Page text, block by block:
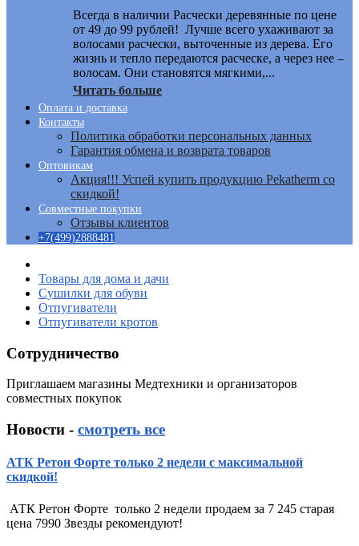
Всегда в наличии Расчески деревянные по цене
от 49 до 99 рублей! Лучше всего ухаживают за
волосами расчески, выточенные из дерева. Его
жизнь и тепло передаются расческе, а через нее –
волосам. Они становятся мягкими,...
Читать больше
Оплата и доставка
Контакты
Политика обработки персональных данных
Гарантия обмена и возврата товаров
Оптовикам
Акция!!! Успей купить продукцию Pekatherm со
скидкой!
Совместные покупки
Отзывы клиентов
+7(499)2888481
Товары для дома и дачи
Сушилки для обуви
Отпугиватели
Отпугиватели кротов
Сотрудничество
Приглашаем магазины Медтехники и организаторов
совместных покупок
Новости - смотреть все
АТК Ретон Форте только 2 недели с максимальной
скидкой!
АТК Ретон Форте только 2 недели продаем за 7 245 старая
цена 7990 Звезды рекомендуют!